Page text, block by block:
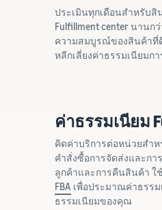
ประเมินทุกเดือนสำหรับสิ
Fulfillment center นานก
ความสมบูรณ์ของสินค้าที่
หลีกเลี่ยงค่าธรรมเนียมก
ค่าธรรมเนียม
คิดค่าบริการต่อหน่วยสำ
คำสั่งซื้อการจัดส่งและกา
ลูกค้าและการคืนสินค้า ใ
FBA เพื่อประมาณค่าธรร
ธรรมเนียมของคุณ